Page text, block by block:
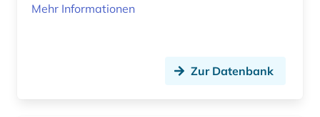
Mehr Informationen
Zur Datenbank